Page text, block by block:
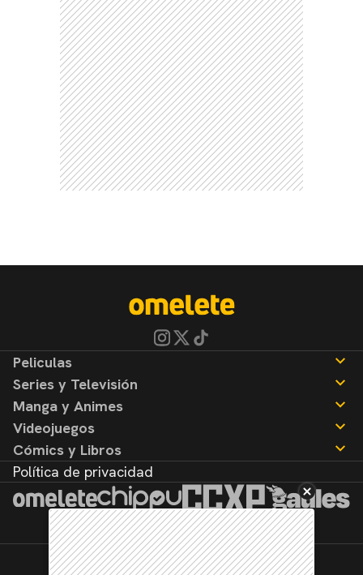
Peliculas
Noticias
Reseñas
Series y Televisión
Noticias
Reseñas
Manga y Animes
Noticias
Reseñas
Videojuegos
Noticias
Reseñas
Cómics y Libros
Noticias
Reseñas
Política de privacidad
©2026. Todos los derechos reservados.